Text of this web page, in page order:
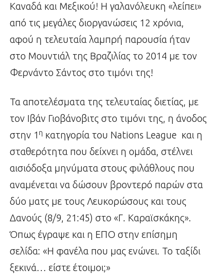
Καναδά και Μεξικού! Η γαλανόλευκη «λείπει»
από τις μεγάλες διοργανώσεις 12 χρόνια,
αφού η τελευταία λαμπρή παρουσία ήταν
στο Μουντιάλ της Βραζιλίας το 2014 με τον
Φερνάντο Σάντος στο τιμόνι της!
Τα αποτελέσματα της τελευταίας διετίας, με
τον Ιβάν Γιοβάνοβιτς στο τιμόνι της, η άνοδος
στην 1 η κατηγορία του Nations League και η
σταθερότητα που δείχνει η ομάδα, στέλνει
αισιόδοξα μηνύματα στους φιλάθλους που
αναμένεται να δώσουν βροντερό παρών στα
δύο ματς με τους Λευκορώσους και τους
Δανούς (8/9, 21:45) στο «Γ. Καραϊσκάκης».
Όπως έγραψε και η ΕΠΟ στην επίσημη
σελίδα: «Η φανέλα που μας ενώνει. Το ταξίδι
ξεκινά… είστε έτοιμοι;»